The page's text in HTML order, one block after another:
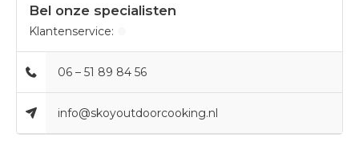
Bel onze specialisten
Klantenservice:
06 – 51 89 84 56
info@skoyoutdoorcooking.nl